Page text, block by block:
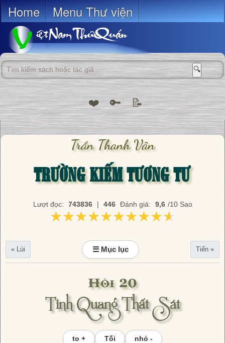
Home Menu Thư viện
🔍
❤️ 🔑 📝
Trần Thanh Vân
TRƯỜNG KIẾM TƯƠNG TƯ
Lượt đọc: 743836 | 446 Đánh giá: 9,6 /10 Sao
★★★★★★★★★★
★★★★★★★★★★
« Lùi ☰ Mục lục Tiến »
Hồi 20
Tinh Quang Thất Sát
to + Tối nhỏ -